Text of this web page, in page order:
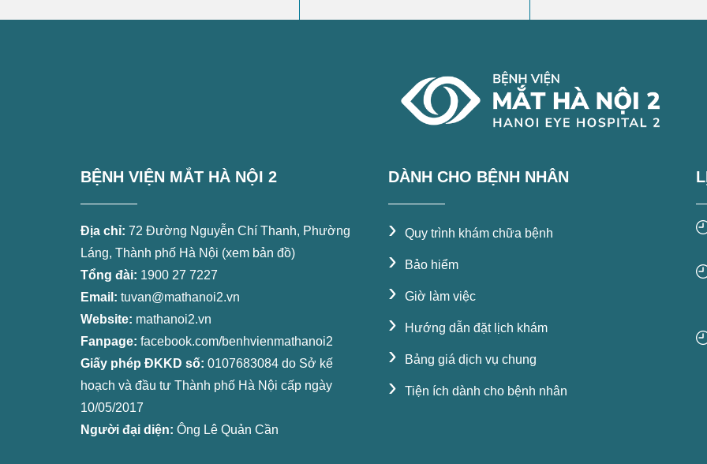
BỆNH VIỆN MẮT HÀ NỘI 2
Địa chỉ: 72 Đường Nguyễn Chí Thanh, Phường
Láng, Thành phố Hà Nội (xem bản đồ)
Tổng đài: 1900 27 7227
Email: tuvan@mathanoi2.vn
Website: mathanoi2.vn
Fanpage: facebook.com/benhvienmathanoi2
Giấy phép ĐKKD số: 0107683084 do Sở kế
hoạch và đầu tư Thành phố Hà Nội cấp ngày
10/05/2017
Người đại diện: Ông Lê Quản Cần
DÀNH CHO BỆNH NHÂN
› Quy trình khám chữa bệnh
› Bảo hiểm
› Giờ làm việc
› Hướng dẫn đặt lịch khám
› Bảng giá dịch vụ chung
› Tiện ích dành cho bệnh nhân